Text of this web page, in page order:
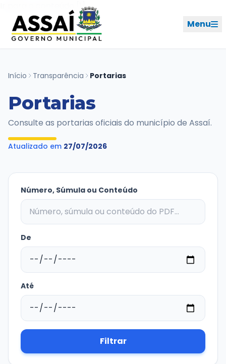
Ir para o conteúdo [1]
Menu
PERFIL DE NAVEGAÇÃO
Geral
Início
Governo
Ouvidoria
Transparência e Atos
IDIOMA
🇧🇷 Idioma
Manual de Identidade Visual
Início Transparência Portarias
Portarias
Consulte as portarias oficiais do município de Assaí.
Atualizado em 27/07/2026
Número, Súmula ou Conteúdo
De
Até
Filtrar